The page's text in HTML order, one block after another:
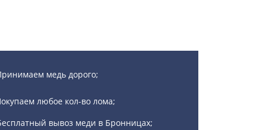
медь дорого;
любое кол-во лома;
вывоз меди в Бронницах;